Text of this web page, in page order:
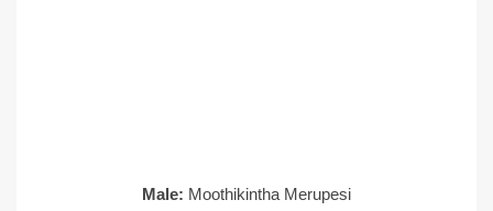
Male: Moothikintha Merupesi